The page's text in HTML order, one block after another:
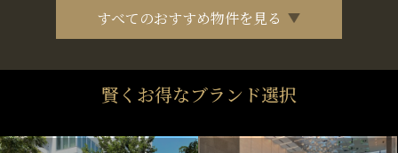
すべてのおすすめ物件を見る
賢くお得なブランド選択